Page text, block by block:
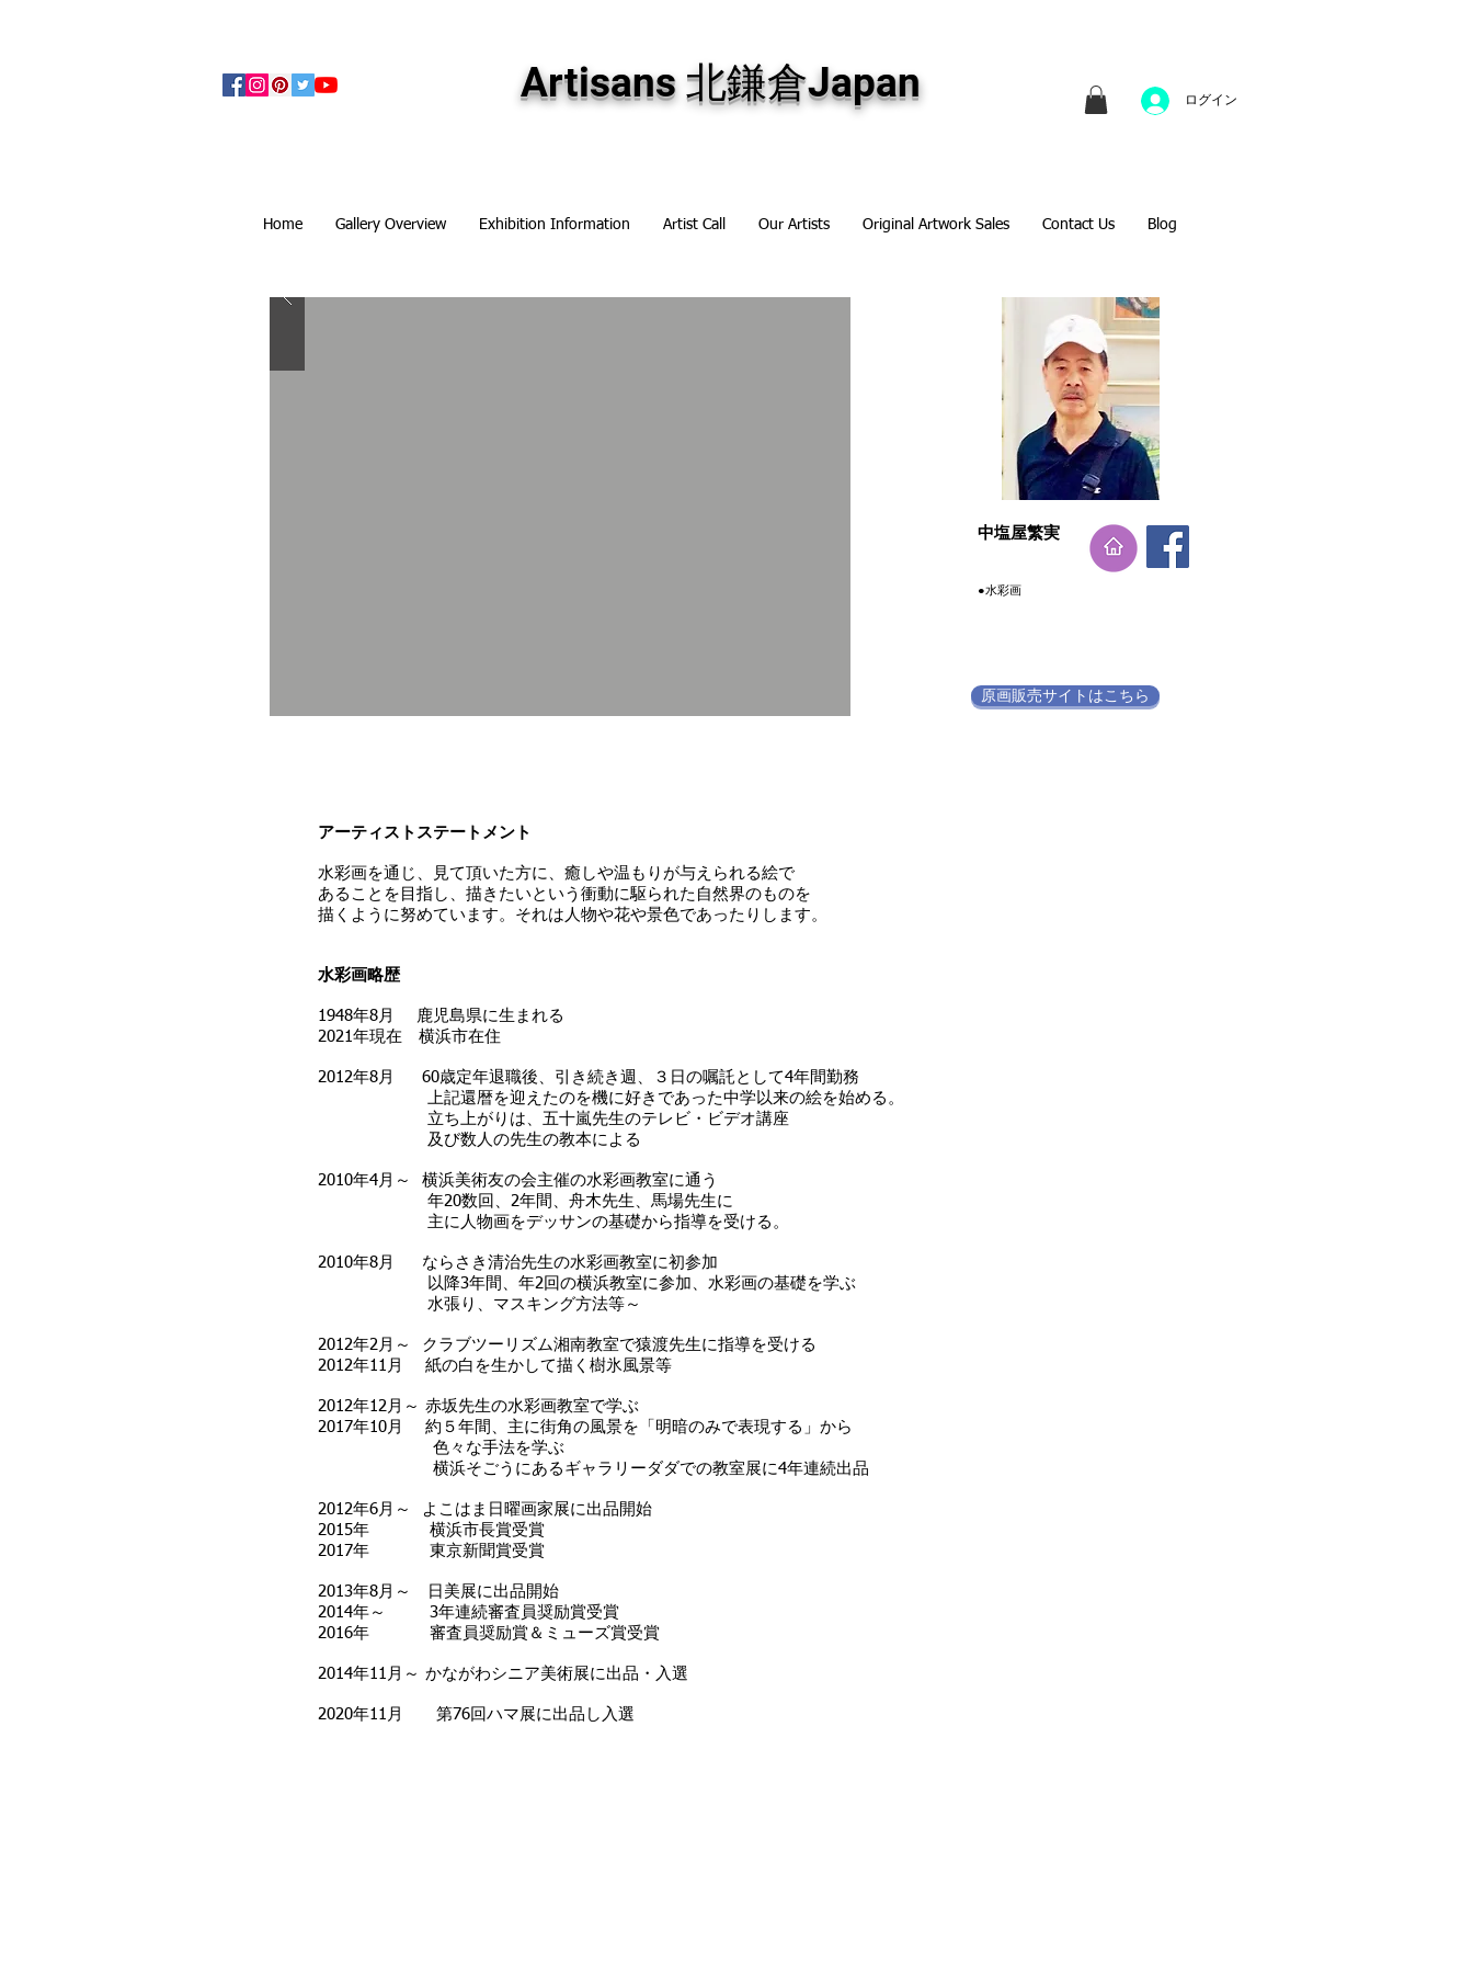
Artisans 北鎌倉Japan ログイン
Home Gallery Overview Exhibition Information Artist Call Our Artists Original Artwork Sales Contact Us Blog
​中塩屋繁実
●水彩画
原画販売サイトはこちら
アーティストステートメント
水彩画を通じ、見て頂いた方に、癒しや温もりが与えられる絵で
あることを目指し、描きたいという衝動に駆られた自然界のものを
描くように努めています。それは人物や花や景色であったりします。
水彩画略歴
1948年8月 鹿児島県に生まれる
2021年現在 横浜市在住
2012年8月 60歳定年退職後、引き続き週、３日の嘱託として4年間勤務
上記還暦を迎えたのを機に好きであった中学以来の絵を始める。
立ち上がりは、五十嵐先生のテレビ・ビデオ講座
及び数人の先生の教本による
2010年4月～ 横浜美術友の会主催の水彩画教室に通う
年20数回、2年間、舟木先生、馬場先生に
主に人物画をデッサンの基礎から指導を受ける。
2010年8月 ならさき清治先生の水彩画教室に初参加
以降3年間、年2回の横浜教室に参加、水彩画の基礎を学ぶ
水張り、マスキング方法等～
2012年2月～ クラブツーリズム湘南教室で猿渡先生に指導を受ける
2012年11月 紙の白を生かして描く樹氷風景等
2012年12月～ 赤坂先生の水彩画教室で学ぶ
2017年10月 約５年間、主に街角の風景を「明暗のみで表現する」から
色々な手法を学ぶ
横浜そごうにあるギャラリーダダでの教室展に4年連続出品
2012年6月～ よこはま日曜画家展に出品開始
2015年 横浜市長賞受賞
2017年 東京新聞賞受賞
2013年8月～ 日美展に出品開始
2014年～ 3年連続審査員奨励賞受賞
2016年 審査員奨励賞＆ミューズ賞受賞
2014年11月～ かながわシニア美術展に出品・入選
2020年11月 第76回ハマ展に出品し入選